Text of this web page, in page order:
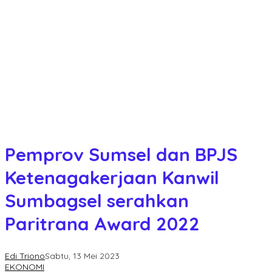
Pemprov Sumsel dan BPJS
Ketenagakerjaan Kanwil
Sumbagsel serahkan
Paritrana Award 2022
Edi TrionoSabtu, 13 Mei 2023
EKONOMI